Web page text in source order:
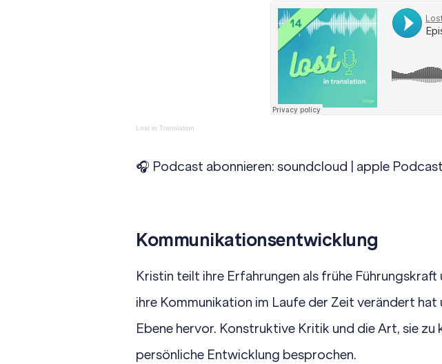
Lost in Translation
🎧 Podcast abonnieren: soundcloud apple
Kommunikationsentwicklung
Kristin teilt ihre Erfahrungen als frühe
ihre Kommunikation im Laufe der Zeit verändert
Ebene hervor. Konstruktive Kritik und die Art, sie
persönliche Entwicklung besprochen.